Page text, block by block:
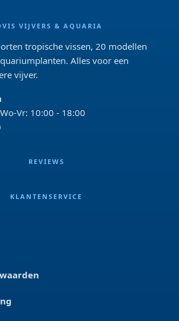
VIJVERS & AQUARIA
tropische vissen, 20 modellen
Alles voor een
vijver.
Vr: 10:00 - 18:00
REVIEWS
KLANTENSERVICE